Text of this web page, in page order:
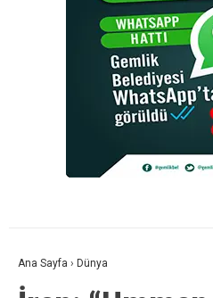
Ana Sayfa › Dünya